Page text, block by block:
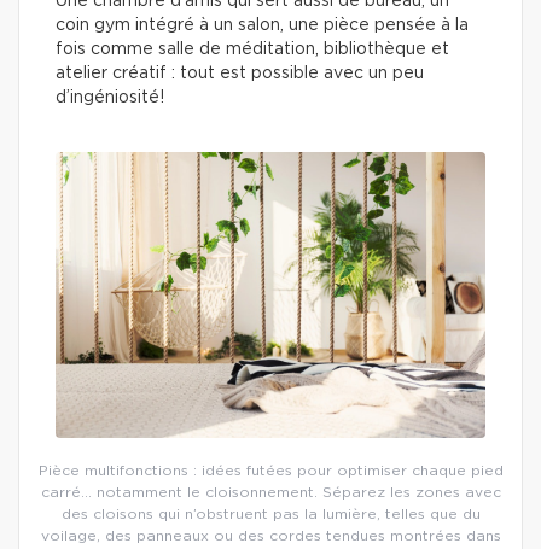
coin gym intégré à un salon, une pièce pensée à la
fois comme salle de méditation, bibliothèque et
atelier créatif : tout est possible avec un peu
d’ingéniosité!
Pièce multifonctions : idées futées pour optimiser chaque pied
carré… notamment le cloisonnement. Séparez les zones avec
des cloisons qui n’obstruent pas la lumière, telles que du
voilage, des panneaux ou des cordes tendues montrées dans